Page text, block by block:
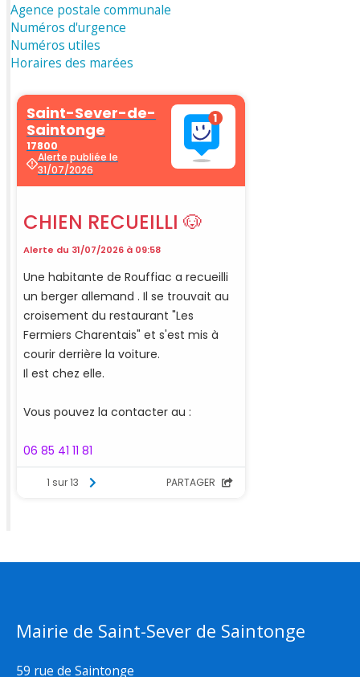
Agence postale communale
Numéros d'urgence
Numéros utiles
Horaires des marées
Mairie de Saint-Sever de Saintonge
59 rue de Saintonge